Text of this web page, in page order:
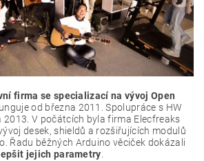
firma se specializací na vývoj Open
od března 2011. Spolupráce s HW
2013. V počátcích byla firma Elecfreaks
desek, shieldů a rozšiřujících modulů
Řadu běžných Arduino věciček dokázali
jejich parametry.